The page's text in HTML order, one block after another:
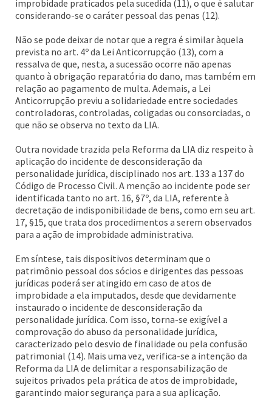
improbidade praticados pela sucedida (11), o que é salutar
considerando-se o caráter pessoal das penas (12).
Não se pode deixar de notar que a regra é similar àquela
prevista no art. 4º da Lei Anticorrupção (13), com a
ressalva de que, nesta, a sucessão ocorre não apenas
quanto à obrigação reparatória do dano, mas também em
relação ao pagamento de multa. Ademais, a Lei
Anticorrupção previu a solidariedade entre sociedades
controladoras, controladas, coligadas ou consorciadas, o
que não se observa no texto da LIA.
Outra novidade trazida pela Reforma da LIA diz respeito à
aplicação do incidente de desconsideração da
personalidade jurídica, disciplinado nos art. 133 a 137 do
Código de Processo Civil. A menção ao incidente pode ser
identificada tanto no art. 16, §7º, da LIA, referente à
decretação de indisponibilidade de bens, como em seu art.
17, §15, que trata dos procedimentos a serem observados
para a ação de improbidade administrativa.
Em síntese, tais dispositivos determinam que o
patrimônio pessoal dos sócios e dirigentes das pessoas
jurídicas poderá ser atingido em caso de atos de
improbidade a ela imputados, desde que devidamente
instaurado o incidente de desconsideração da
personalidade jurídica. Com isso, torna-se exigível a
comprovação do abuso da personalidade jurídica,
caracterizado pelo desvio de finalidade ou pela confusão
patrimonial (14). Mais uma vez, verifica-se a intenção da
Reforma da LIA de delimitar a responsabilização de
sujeitos privados pela prática de atos de improbidade,
garantindo maior segurança para a sua aplicação.